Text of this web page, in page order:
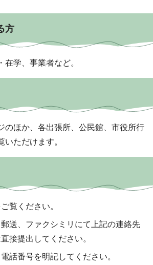
方
学、事業者など。
ほか、各出張所、公民館、市役所行
いただけます。
覧ください。
送、ファクシミリにて上記の連絡先
接提出してください。
話番号を明記してください。